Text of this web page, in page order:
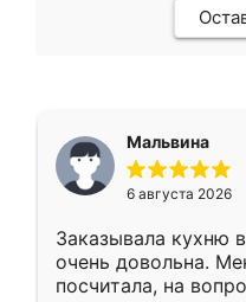
Мальвина
6 августа 2026
Заказывала кухню
очень довольна.
посчитала, на